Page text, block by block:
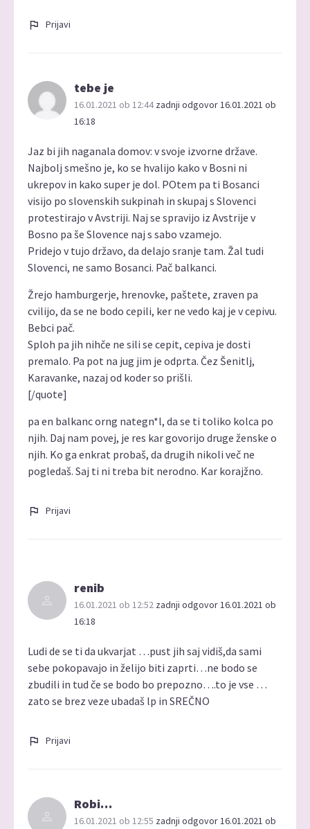
Prijavi
tebe je
16.01.2021 ob 12:44 zadnji odgovor 16.01.2021 ob
16:18
Jaz bi jih naganala domov: v svoje izvorne države.
Najbolj smešno je, ko se hvalijo kako v Bosni ni
ukrepov in kako super je dol. POtem pa ti Bosanci
visijo po slovenskih sukpinah in skupaj s Slovenci
protestirajo v Avstriji. Naj se spravijo iz Avstrije v
Bosno pa še Slovence naj s sabo vzamejo.
Pridejo v tujo državo, da delajo sranje tam. Žal tudi
Slovenci, ne samo Bosanci. Pač balkanci.
Žrejo hamburgerje, hrenovke, paštete, zraven pa
cvilijo, da se ne bodo cepili, ker ne vedo kaj je v cepivu.
Bebci pač.
Sploh pa jih nihče ne sili se cepit, cepiva je dosti
premalo. Pa pot na jug jim je odprta. Čez Šenitlj,
Karavanke, nazaj od koder so prišli.
[/quote]
pa en balkanc orng nategn*l, da se ti toliko kolca po
njih. Daj nam povej, je res kar govorijo druge ženske o
njih. Ko ga enkrat probaš, da drugih nikoli več ne
pogledaš. Saj ti ni treba bit nerodno. Kar korajžno.
Prijavi
renib
16.01.2021 ob 12:52 zadnji odgovor 16.01.2021 ob
16:18
Ludi de se ti da ukvarjat …pust jih saj vidiš,da sami
sebe pokopavajo in želijo biti zaprti…ne bodo se
zbudili in tud če se bodo bo prepozno….to je vse …
zato se brez veze ubadaš lp in SREČNO
Prijavi
Robi…
16.01.2021 ob 12:55 zadnji odgovor 16.01.2021 ob